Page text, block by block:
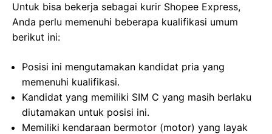
Untuk bisa bekerja sebagai kurir Shopee Express,
Anda perlu memenuhi beberapa kualifikasi umum
berikut ini:
Posisi ini mengutamakan kandidat pria yang
memenuhi kualifikasi.
Kandidat yang memiliki SIM C yang masih berlaku
diutamakan untuk posisi ini.
Memiliki kendaraan bermotor (motor) yang layak